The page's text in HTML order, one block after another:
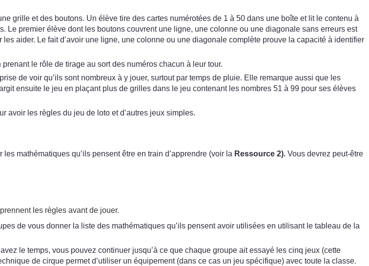
grille et des boutons. Un élève tire des cartes numérotées de 1 à 50 dans une boîte et lit le contenu à
Le premier élève dont les boutons couvrent une ligne, une colonne ou une diagonale sans erreurs est
aider. Le fait d’avoir une ligne, une colonne ou une diagonale complète prouve la capacité à identifier
le rôle de tirage au sort des numéros chacun à leur tour.
de voir qu’ils sont nombreux à y jouer, surtout par temps de pluie. Elle remarque aussi que les
ensuite le jeu en plaçant plus de grilles dans le jeu contenant les nombres 51 à 99 pour ses élèves
avoir les règles du jeu de loto et d’autres jeux simples.
mathématiques qu’ils pensent être en train d’apprendre (voir la Ressource 2). Vous devrez peut-être
les règles avant de jouer.
de vous donner la liste des mathématiques qu’ils pensent avoir utilisées en utilisant le tableau de la
le temps, vous pouvez continuer jusqu’à ce que chaque groupe ait essayé les cinq jeux (cette
de cirque permet d’utiliser un équipement (dans ce cas un jeu spécifique) avec toute la classe.